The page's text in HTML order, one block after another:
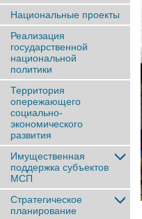
Национальные проекты
Реализация
государственной
национальной
политики
Территория
опережающего
социально-
экономического
развития
Имущественная
поддержка субъектов
МСП
Стратегическое
планирование